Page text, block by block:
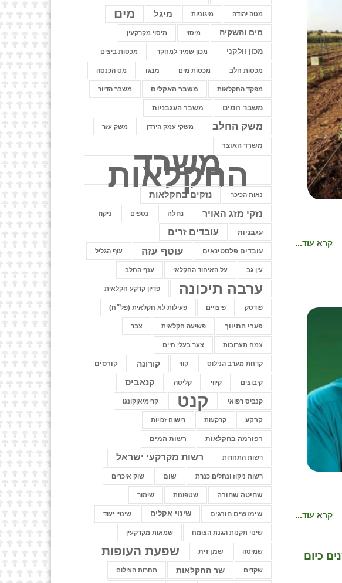
קרא עוד...
קרא עוד...
מטה יהודה מיגוניות מיגל מים
מים והשקיה מיסוי מיסוי מקרקעין
מכון וולקני מכון שמיר למחקר מכסות ביצים
מכסות חלב מכסות מים מנגו מס הכנסה
מפקד החקלאות משבר האקלים משבר הדיור
משבר המים משבר העגבניות
משק החלב משקי עמק הירדן משק עזר
משרד האוצרמשרד
החקלאות
נאות הכיכר נזקים בחקלאות
נזקי מזג האויר נחלה נטפים ניקוז
עגבניות עובדים זרים
עובדים פלסטינאים עוטף עזה עוף הגליל
עין גב על האיחוד החקלאי ענף החלב
ערבה תיכונה פדיון קרקע חקלאית
פודטק פיצויים פעילות לא חקלאית (פל״ח)
פערי התיווך פשיעה חקלאית צבר
צמח תערובות צער בעלי חיים
קדחת מערב הנילוס קווי קורונה קורסים
קיבוצים קיווי קליטה קנאביס
קנביס רפואי קנט קרימיאןקונגו
קרקע קרקעות רישום זכויות
רפורמה בחקלאות רשות המים
רשות התחרות רשות מקרקעי ישראל
רשות ניקוז ונחלים כנרת שום שוק איכרים
שחיטה שחורה שטפונות שימור
שימושים חורגים שינוי אקלים שינויי יעוד
שינוי תקנות הגנת הצומח שמאות מקרקעין
שמיטה שמן זית שפעת העופות
שקדים שר החקלאות תחרות הצילום